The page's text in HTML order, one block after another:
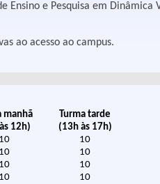
Ensino e Pesquisa em Dinâmica
ao acesso ao campus.
manhã
12h)
Turma tarde
(13h às 17h)
10
10
10
10
10
10
10
10